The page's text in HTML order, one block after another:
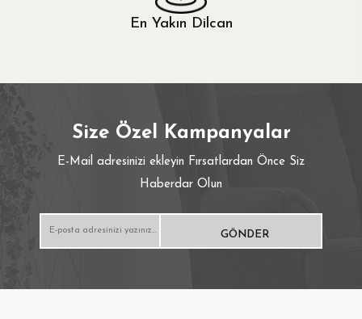
Meşe
En Yakın Dilcan
Size Özel Kampanyalar
E-Mail adresinizi ekleyin Fırsatlardan Önce Siz
Haberdar Olun